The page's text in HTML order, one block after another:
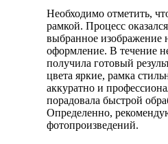
Необходимо отметить,
рамкой. Процесс
выбранное изображение
оформление. В течение
получила готовый
цвета яркие, рамка
аккуратно и
порадовала быстрой
Определенно,
фотопроизведений.